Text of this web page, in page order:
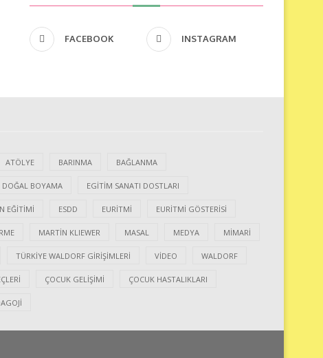
FACEBOOK INSTAGRAM
ATÖLYE BARINMA BAĞLANMA
DOĞAL BOYAMA EGITIM SANATI DOSTLARI
EĞITIMI ESDD EURITMI EURITMI GÖSTERISI
MARTIN KLIEWER MASAL MEDYA MIMARI
TÜRKIYE WALDORF GIRIŞIMLERI VIDEO WALDORF
ÇOCUK GELIŞIMI ÇOCUK HASTALIKLARI